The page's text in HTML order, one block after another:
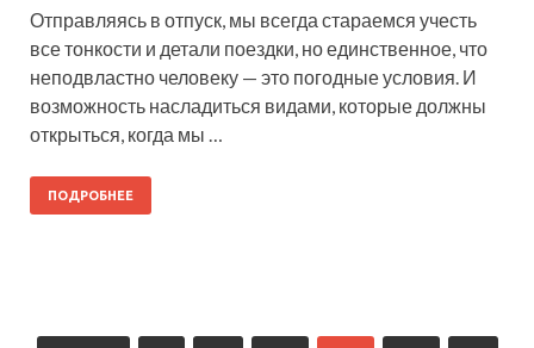
Отправляясь в отпуск, мы всегда стараемся учесть
все тонкости и детали поездки, но единственное, что
неподвластно человеку — это погодные условия. И
возможность насладиться видами, которые должны
открыться, когда мы …
ПОДРОБНЕЕ